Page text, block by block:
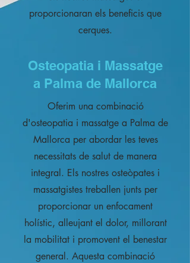
proporcionaran els beneficis que
cerques.
Osteopatia i Massatge
a Palma de Mallorca
Oferim una combinació
d'osteopatia i massatge a Palma de
Mallorca per abordar les teves
necessitats de salut de manera
integral. Els nostres osteòpates i
massatgistes treballen junts per
proporcionar un enfocament
holístic, alleujant el dolor, millorant
la mobilitat i promovent el benestar
general. Aquesta combinació